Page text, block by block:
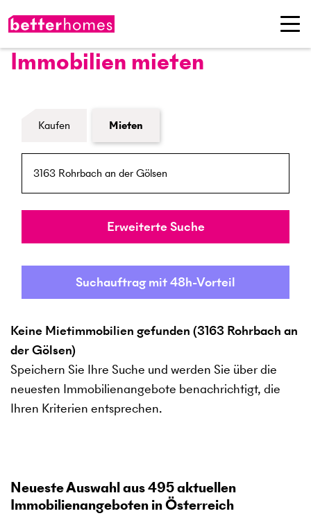
Immobilien mieten
Formular Immobiliensuche
Kaufen Mieten
Umkreis
Erweiterte Suche
Suchauftrag mit 48h-Vorteil
Keine Mietimmobilien gefunden (3163 Rohrbach an
der Gölsen)
Speichern Sie Ihre Suche und werden Sie über die
neuesten Immobilienangebote benachrichtigt, die
Ihren Kriterien entsprechen.
Neueste Auswahl aus495aktuellen
Immobilienangeboten in Österreich